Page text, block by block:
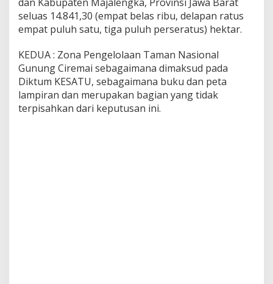
seluas 14.841,30 (empat belas ribu, delapan ratus
empat puluh satu, tiga puluh perseratus) hektar.
KEDUA : Zona Pengelolaan Taman Nasional
Gunung Ciremai sebagaimana dimaksud pada
Diktum KESATU, sebagaimana buku dan peta
lampiran dan merupakan bagian yang tidak
terpisahkan dari keputusan ini.